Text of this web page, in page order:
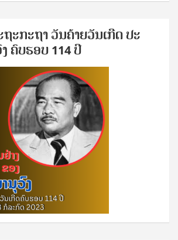
ຖະ​ກະ​ຖ​າ ວັນ​ຄ້າຍ​ວັນ​ເກີດ ປ​ະ​
ຄົບ​ຮອບ 114 ປີ